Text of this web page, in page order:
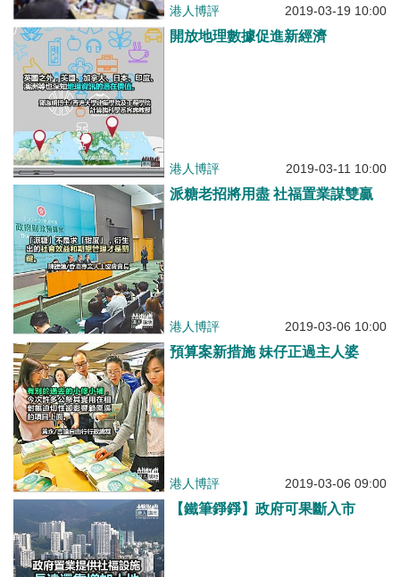
港人博評 2019-03-19 10:00
開放地理數據促進新經濟
港人博評 2019-03-11 10:00
派糖老招將用盡 社福置業謀雙贏
港人博評 2019-03-06 10:00
預算案新措施 妹仔正過主人婆
港人博評 2019-03-06 09:00
【鐵筆錚錚】政府可果斷入市